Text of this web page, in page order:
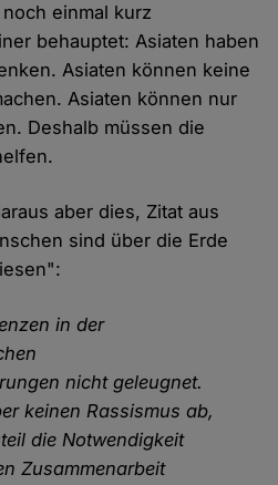
einmal kurz
behauptet: Asiaten haben
Asiaten können keine
Asiaten können nur
Deshalb müssen die
aber dies, Zitat aus
sind über die Erde
in der
nicht geleugnet.
keinen Rassismus ab,
die Notwendigkeit
Zusammenarbeit